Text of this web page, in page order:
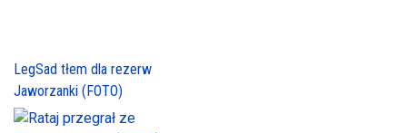
LegSad tłem dla rezerw
Jaworzanki (FOTO)